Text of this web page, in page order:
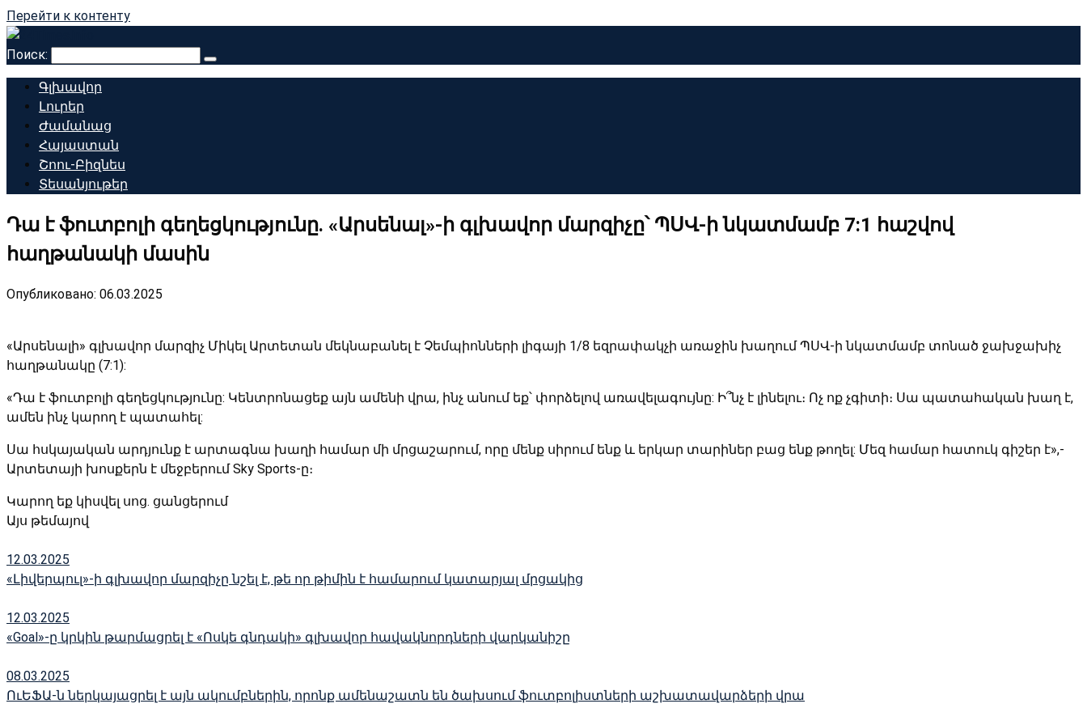
Перейти к контенту
Поиск:
Գլխավոր
Լուրեր
Ժամանաց
Հայաստան
Շոու-Բիզնես
Տեսանյութեր
Դա է ֆուտբոլի գեղեցկությունը. «Արսենալ»-ի գլխավոր մարզիչը՝ ՊՍՎ-ի նկատմամբ 7:1 հաշվով
հաղթանակի մասին
Опубликовано: 06.03.2025
«Արսենալի» գլխավոր մարզիչ Միկել Արտետան մեկնաբանել է Չեմպիոնների լիգայի 1/8 եզրափակչի առաջին խաղում ՊՍՎ-ի նկատմամբ տոնած ջախջախիչ
հաղթանակը (7:1):
«Դա է ֆուտբոլի գեղեցկությունը: Կենտրոնացեք այն ամենի վրա, ինչ անում եք՝ փորձելով առավելագույնը: Ի՞նչ է լինելու։ Ոչ ոք չգիտի։ Սա պատահական խաղ է,
ամեն ինչ կարող է պատահել:
Սա հսկայական արդյունք է արտագնա խաղի համար մի մրցաշարում, որը մենք սիրում ենք և երկար տարիներ բաց ենք թողել: Մեզ համար հատուկ գիշեր է»,-
Արտետայի խոսքերն է մեջբերում Sky Sports-ը։
Կարող եք կիսվել սոց․ ցանցերում
Այս թեմայով
12.03.2025
«Լիվերպուլ»-ի գլխավոր մարզիչը նշել է, թե որ թիմին է համարում կատարյալ մրցակից
12.03.2025
«Goal»-ը կրկին թարմացրել է «Ոսկե գնդակի» գլխավոր հավակնորդների վարկանիշը
08.03.2025
ՈւԵՖԱ-ն ներկայացրել է այն ակումբներին, որոնք ամենաշատն են ծախսում ֆուտբոլիստների աշխատավարձերի վրա